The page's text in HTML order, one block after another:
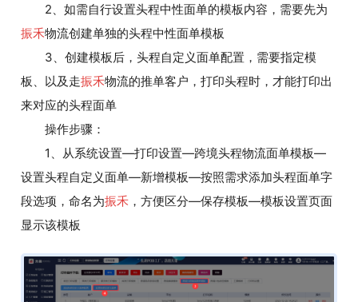
2、如需自行设置头程中性面单的模板内容，需要先为
振禾物流创建单独的头程中性面单模板
3、创建模板后，头程自定义面单配置，需要指定模
板、以及走振禾物流的推单客户，打印头程时，才能打印出
来对应的头程面单
操作步骤：
1、从系统设置—打印设置—跨境头程物流面单模板—
设置头程自定义面单—新增模板—按照需求添加头程面单字
段选项，命名为振禾 ，方便区分—保存模板—模板设置页面
显示该模板